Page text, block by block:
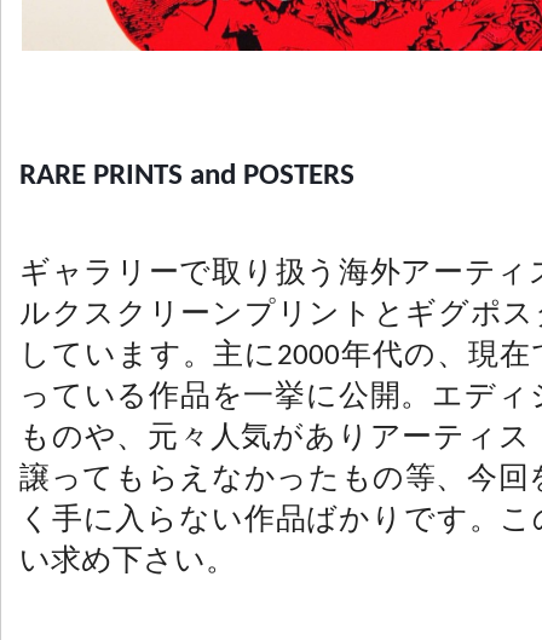
RARE PRINTS and POSTERS
ギャラリーで取り扱う海外アーティ
ルクスクリーンプリントとギグポス
しています。主に2000年代の、現
っている作品を一挙に公開。エデ
ものや、元々人気がありアーティ
譲ってもらえなかったもの等、今回
く手に入らない作品ばかりです。
い求め下さい。